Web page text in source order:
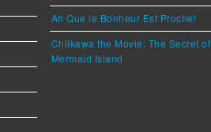
Ah Que le Bonheur Est Proche!
Chiikawa the Movie: The Secret of
Mermaid Island